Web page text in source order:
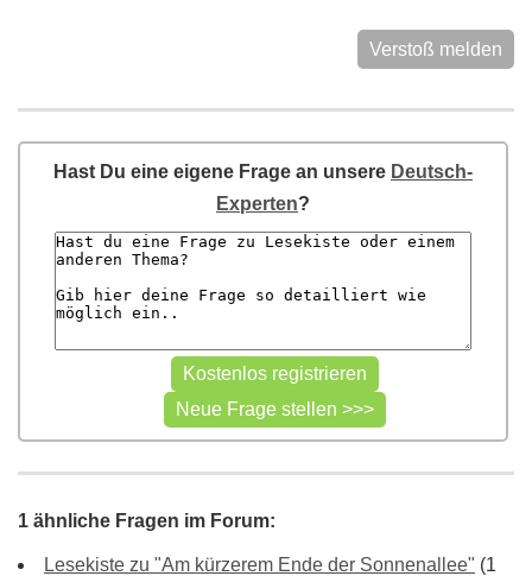
Verstoß melden
Hast Du eine eigene Frage an unsere Deutsch-
Experten?
1 ähnliche Fragen im Forum:
Lesekiste zu "Am kürzerem Ende der Sonnenallee" (1